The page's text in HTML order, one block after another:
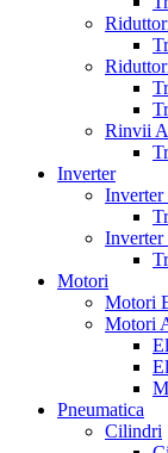
Rinvii
Inverter
Inverter
Inverter
Motori
Motori
Motori
Pneumatica
Cilindri